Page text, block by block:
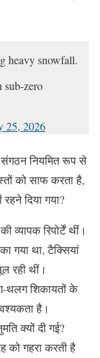
heavy snowfall.
sub-zero
25, 2026
संगठन नियमित रूप से
को साफ करता है,
दिया गया?
व्यापक रिपोर्टें थीं।
गया था, टैक्सियां
रही थीं।
थलग शिकायतों के
है।
क्यों दी गई?
को गहरा करती है